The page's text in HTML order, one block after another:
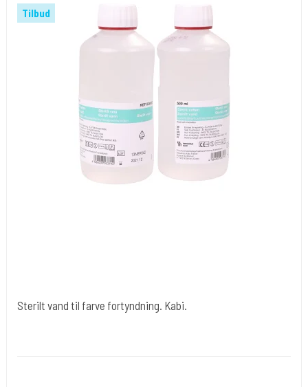
Tilbud
Sterilt vand til farve fortyndning. Kabi.